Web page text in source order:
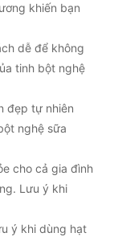
khiến bạn
dễ để không
tinh bột nghệ
đẹp tự nhiên
nghệ sữa
cho cả gia đình
Lưu ý khi
ý khi dùng hạt